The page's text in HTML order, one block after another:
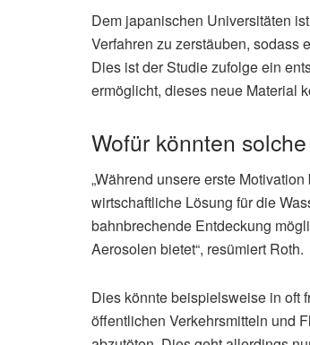
Dem japanischen Universitäten
Verfahren zu zerstäuben, sodass
Dies ist der Studie zufolge ein
ermöglicht, dieses neue Material
Wofür könnten
„Während unsere erste
wirtschaftliche Lösung für die
bahnbrechende Entdeckung
Aerosolen bietet“, resümiert Roth.
Dies könnte beispielsweise in oft
öffentlichen Verkehrsmitteln und